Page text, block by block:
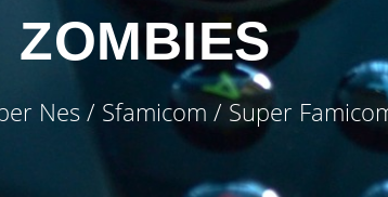
ZOMBIES
Nes / Sfamicom / Super